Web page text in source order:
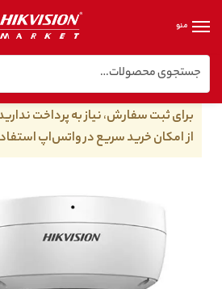
منو
خانه / دوربین مدار بسته تحت شبکه
برای ثبت سفارش، نیاز به پرداخت
از امکان خرید سریع در واتس‌اپ